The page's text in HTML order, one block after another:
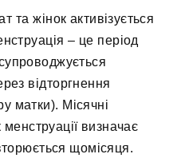
та жінок активізується
– це період
відторгнення
матки). Місячні
визначає
щомісяця.